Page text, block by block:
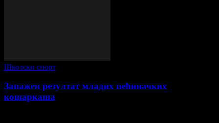
Школски спорт
Запажен резултат младих пећиначких
кошаркаша